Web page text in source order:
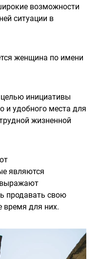
возможности
ситуации в
женщина по имени
инициативы
и удобного места для
жизненной
являются
выражают
продавать свою
время для них.